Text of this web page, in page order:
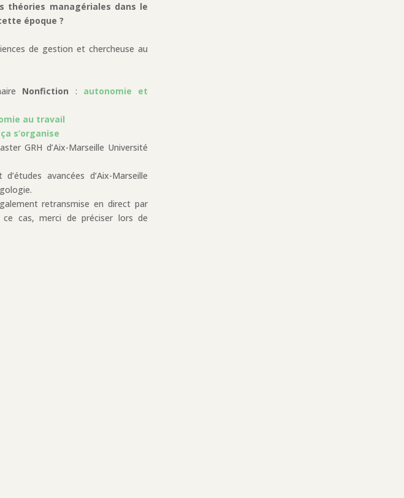
théories managériales dans le
époque ?
de gestion et chercheuse au
Nonfiction : autonomie et
au travail
s’organise
GRH d’Aix-Marseille Université
avancées d’Aix-Marseille
retransmise en direct par
cas, merci de préciser lors de